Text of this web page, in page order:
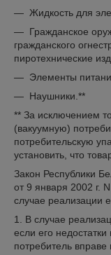
— Жидкость для
— Гражданское
гражданского
пиротехнические
— Элементы
— Наушники.**
** За исключением
(вакуумную)
потребительскую
установить, что
Закон Республики
от 9 января 2002 г.
случае реализации
1. В случае
если его
потребитель